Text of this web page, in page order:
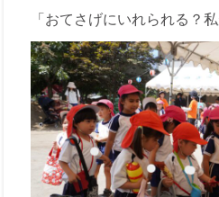
「おてさげにいれられる？